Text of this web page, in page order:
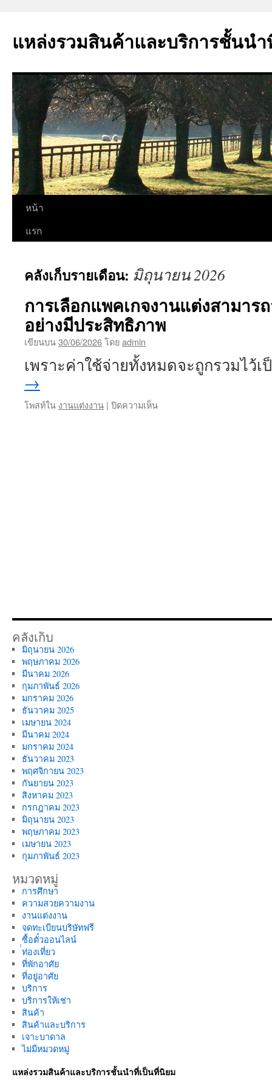
แหล่งรวมสินค้าและบริการชั้นน
ข้าม
ไป
เนื้อหา
หน้า
แรก
คลังเก็บรายเดือน: มิถุนายน 2026
การเลือกแพคเกจงานแต่งสามาร
อย่างมีประสิทธิภาพ
เขียนบน30/06/2026โดยadmin
เพราะค่าใช้จ่ายทั้งหมดจะถูกรวมไว้
→
โพสท์ใน งานแต่งงาน | ปิดความเห็นบน
คลังเก็บ
มิถุนายน 2026
พฤษภาคม 2026
มีนาคม 2026
กุมภาพันธ์ 2026
มกราคม 2026
ธันวาคม 2025
เมษายน 2024
มีนาคม 2024
มกราคม 2024
ธันวาคม 2023
พฤศจิกายน 2023
กันยายน 2023
สิงหาคม 2023
กรกฎาคม 2023
มิถุนายน 2023
พฤษภาคม 2023
เมษายน 2023
กุมภาพันธ์ 2023
หมวดหมู่
การศึกษา
ความสวยความงาน
งานแต่งงาน
จดทะเบียนบริษัทฟรี
ซื้อตั๋วออนไลน์
่่ท่องเที่ยว
ที่พักอาศัย
ที่อยู่อาศัย
บริการ
บริการให้เช่า
สินค้า
สินค้าและบริการ
เจาะบาดาล
ไม่มีหมวดหมู่
แหล่งรวมสินค้าและบริการชั้นนำที่เป็นที่นิยม